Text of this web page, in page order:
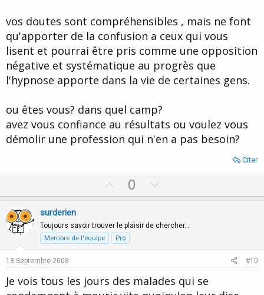
vos doutes sont compréhensibles , mais ne font
qu'apporter de la confusion a ceux qui vous
lisent et pourrai être pris comme une opposition
négative et systématique au progrès que
l'hypnose apporte dans la vie de certaines gens.
ou êtes vous? dans quel camp?
avez vous confiance au résultats ou voulez vous
démolir une profession qui n'en a pas besoin?
Citer
p
o
t
e
0
o
n
o
e
surderien
Toujours savoir trouver le plaisir de chercher…
Membre de l'équipe Pro
13 Septembre 2008 #10
Je vois tous les jours des malades qui se